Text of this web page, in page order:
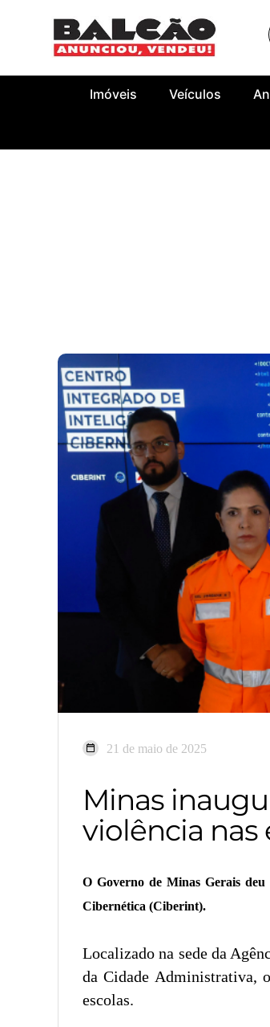
Imóveis Veículos
21 de maio de 2025
Minas
violência nas
O Governo de Minas Gerais
Cibernética (Ciberint).
Localizado na sede da
da Cidade Administrativa,
escolas.